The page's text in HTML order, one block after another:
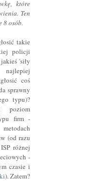
które
Ten
8 osób.
takie
policji
'siły
coś
sprawny
typu)?
poziom
firm -
(od razu
różnej
-
czasie i
). Zatem?